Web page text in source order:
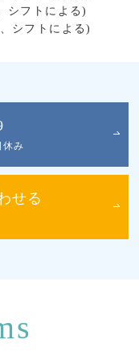
フトによる)
シフトによる)
休み
せる